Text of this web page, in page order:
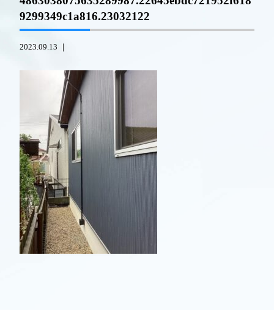
9299349c1a816.23032122
2023.09.13 ｜